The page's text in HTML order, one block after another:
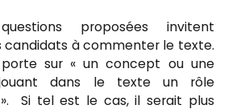
proposées invitent
candidats à commenter le texte.
sur « un concept ou une
jouant dans le texte un rôle
Si tel est le cas, il serait plus